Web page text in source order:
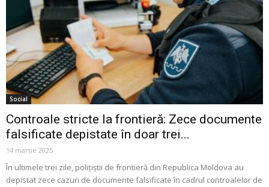
Social
Controale stricte la frontieră: Zece documente
falsificate depistate în doar trei...
14 martie 2025
În ultimele trei zile, polițiștii de frontieră din Republica Moldova au
depistat zece cazuri de documente falsificate în cadrul controalelor de